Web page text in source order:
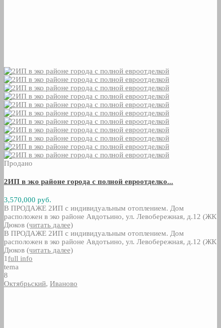
Продано
2ИП в эко районе города с полной евроотделко...
3,570,000 руб.
В ПРОДАЖЕ 2ИП с индивидуальным отоплением. Дом
расположен в эко районе Авдотьино, ул. Левобережная, д.12 (ЖК
Дюков (читать далее)
В ПРОДАЖЕ 2ИП с индивидуальным отоплением. Дом
расположен в эко районе Авдотьино, ул. Левобережная, д.12 (ЖК
Дюков (читать далее)
1full info
tema
8
Октябрьский, Иваново